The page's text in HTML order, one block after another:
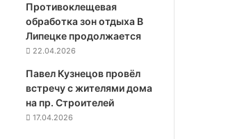
Противоклещевая
обработка зон отдыха В
Липецке продолжается
22.04.2026
Павел Кузнецов провёл
встречу с жителями дома
на пр. Строителей
17.04.2026